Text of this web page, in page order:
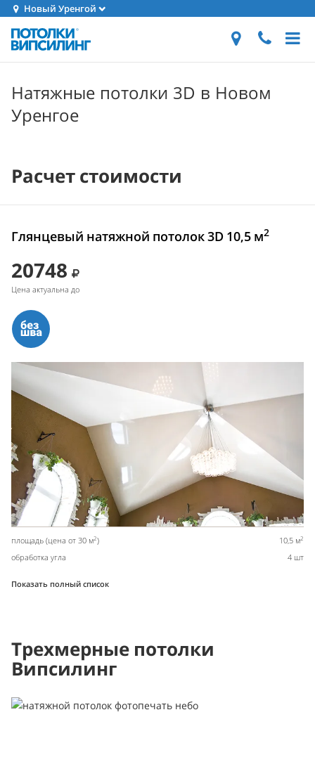
Новый Уренгой
Натяжные потолки 3D в Новом
Уренгое
Расчет стоимости
Глянцевый натяжной потолок 3D 10,5 м2
20748
Цена актуальна до
площадь (цена от 30 м2) 10,5 м2
обработка угла 4 шт
Показать полный список
Трехмерные потолки
Випсилинг